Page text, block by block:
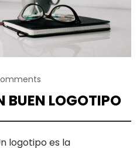
BUEN LOGOTIPO
logotipo es la